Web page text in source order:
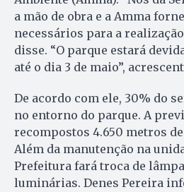
a mão de obra e a Amma
necessários para a
disse. “O parque estará
até o dia 3 de maio”,
De acordo com ele, 30% do
no entorno do parque. A
recompostos 4.650 metros
Além da manutenção na
Prefeitura fará troca de
luminárias. Denes Pereira